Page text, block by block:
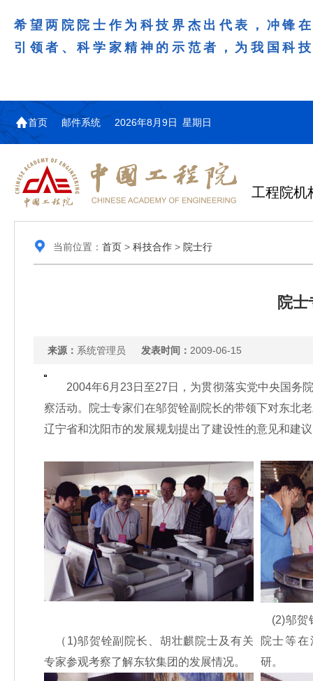
希望两院院士作为科技界杰出代表，冲锋
引领者、科学家精神的示范者，为我国科
首页 邮件系统 2026年8月9日 星期日
工程院机
当前位置： 首页> 科技合作> 院士行
院
来源： 系统管理员 发表时间： 2009-06-15
2004年6月23日至27日，为贯彻落实党中央国务院
察活动。院士专家们在邬贺铨副院长的带领下对东北
辽宁省和沈阳市的发展规划提出了建设性的意见和建
（1)邬贺铨副院长、胡壮麒院士及有关
专家参观考察了解东软集团的发展情况。
(2)邬贺
院士等
研。